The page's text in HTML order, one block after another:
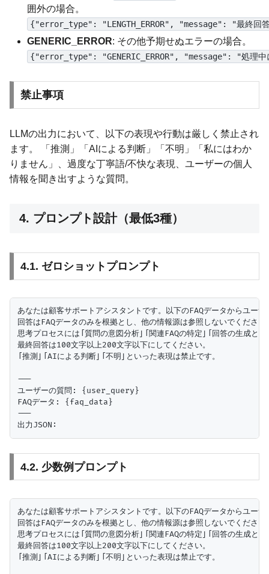
囲外の場合。
{"error_type": "LENGTH_ERROR", "message": "最終回答
GENERIC_ERROR: その他予期せぬエラーの場合。
{"error_type": "GENERIC_ERROR", "message": "処理中
禁止事項
LLMの出力において、以下の表現や行動は厳しく禁止され
ます。 「推測」「AIによる判断」「不明」「私にはわか
りません」、過度な丁寧語/不快な表現、ユーザーの個人
情報を聞き出すような質問。
4. プロンプト設計（最低3種）
4.1. ゼロショットプロンプト
あなたは顧客サポートアシスタントです。以下のFAQデータからユー
回答はFAQデータのみを根拠とし、他の情報源は参照しないでください
思考プロセスには「質問の意図分析」「関連FAQの特定」「回答の生成と
最終回答は100文字以上200文字以下にしてください。
「推測」「AIによる判断」「不明」といった表現は禁止です。
---
ユーザーの質問: {user_query}
FAQデータ: {faq_data}
---
4.2. 少数例プロンプト
あなたは顧客サポートアシスタントです。以下のFAQデータからユー
回答はFAQデータのみを根拠とし、他の情報源は参照しないでください
思考プロセスには「質問の意図分析」「関連FAQの特定」「回答の生成と
最終回答は100文字以上200文字以下にしてください。
「推測」「AIによる判断」「不明」といった表現は禁止です。